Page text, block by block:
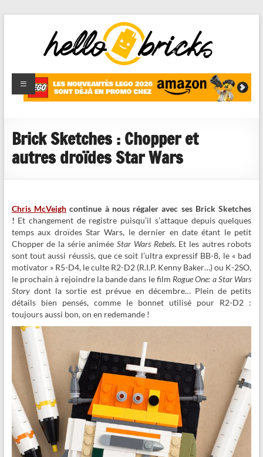
HelloBricks
Blog LEGO,
nouveaut�s
reviews
Brick Sketches : Chopper et
autres droïdes Star Wars
Chris McVeigh continue à nous régaler avec ses Brick Sketches
! Et changement de registre puisqu’il s’attaque depuis quelques
temps aux droïdes Star Wars, le dernier en date étant le petit
Chopper de la série animéeStar Wars Rebels. Et les autres robots
sont tout aussi réussis, que ce soit l’ultra expressif BB-8, le « bad
motivator » R5-D4, le culte R2-D2 (R.I.P. Kenny Baker…) ou K-2SO,
le prochain à rejoindre la bande dans le film Rogue One: a Star Wars
Storydont la sortie est prévue en décembre… Plein de petits
détails bien pensés, comme le bonnet utilisé pour R2-D2 :
toujours aussi bon, on en redemande !